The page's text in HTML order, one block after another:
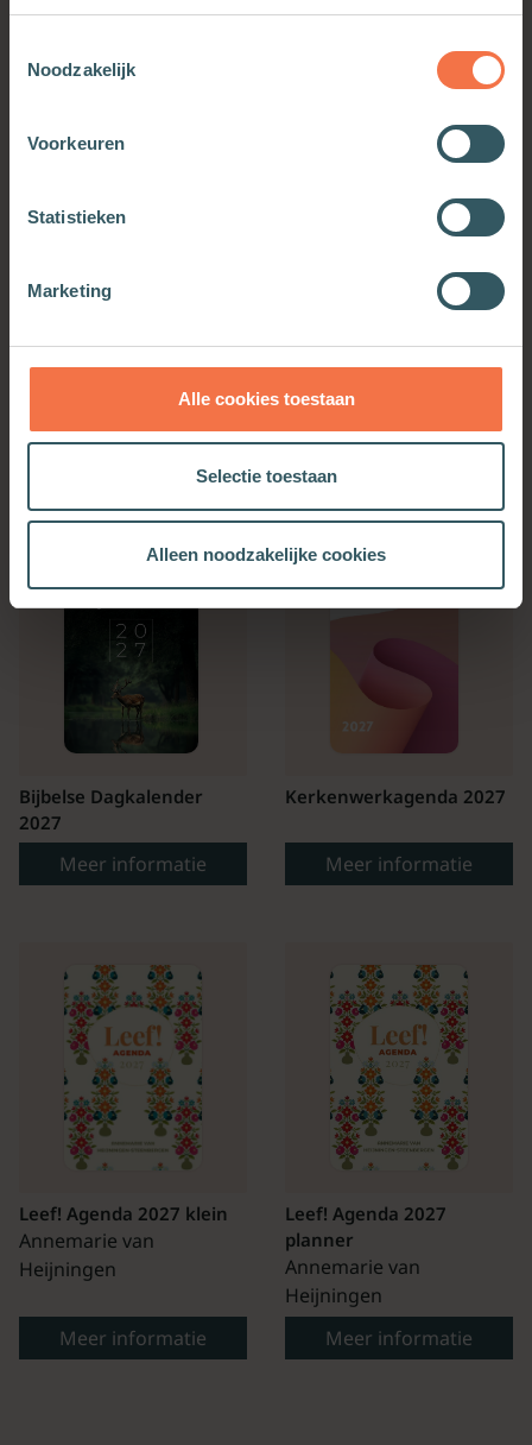
Noodzakelijk
Voorkeuren
Statistieken
Marketing
Alle cookies toestaan
Selectie toestaan
Alleen noodzakelijke cookies
OOK INTERESSANT
Bijbelse Dagkalender
2027
Meer informatie
Kerkenwerkagenda 2027
Meer informatie
Leef! Agenda 2027 klein
Annemarie van
Heijningen
Meer informatie
Leef! Agenda 2027
planner
Annemarie van
Heijningen
Meer informatie